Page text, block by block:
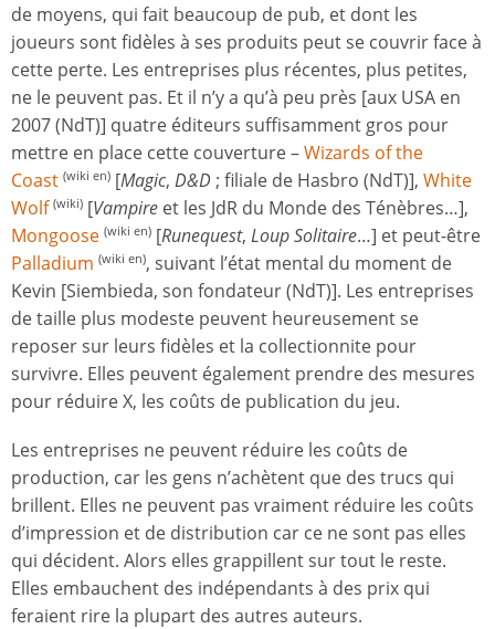
de moyens, qui fait beaucoup de pub, et dont les
joueurs sont fidèles à ses produits peut se couvrir face à
cette perte. Les entreprises plus récentes, plus petites,
ne le peuvent pas. Et il n’y a qu’à peu près [aux USA en
2007 (NdT)] quatre éditeurs suffisamment gros pour
mettre en place cette couverture –Wizards of the
Coast (wiki en) [Magic, D&D ; filiale de Hasbro (NdT)], White
Wolf (wiki) [Vampire et les JdR du Monde des Ténèbres…],
Mongoose (wiki en) [Runequest, Loup Solitaire…] et peut-être
Palladium (wiki en), suivant l’état mental du moment de
Kevin [Siembieda, son fondateur (NdT)]. Les entreprises
de taille plus modeste peuvent heureusement se
reposer sur leurs fidèles et la collectionnite pour
survivre. Elles peuvent également prendre des mesures
pour réduire X, les coûts de publication du jeu.
Les entreprises ne peuvent réduire les coûts de
production, car les gens n’achètent que des trucs qui
brillent. Elles ne peuvent pas vraiment réduire les coûts
d’impression et de distribution car ce ne sont pas elles
qui décident. Alors elles grappillent sur tout le reste.
Elles embauchent des indépendants à des prix qui
feraient rire la plupart des autres auteurs.